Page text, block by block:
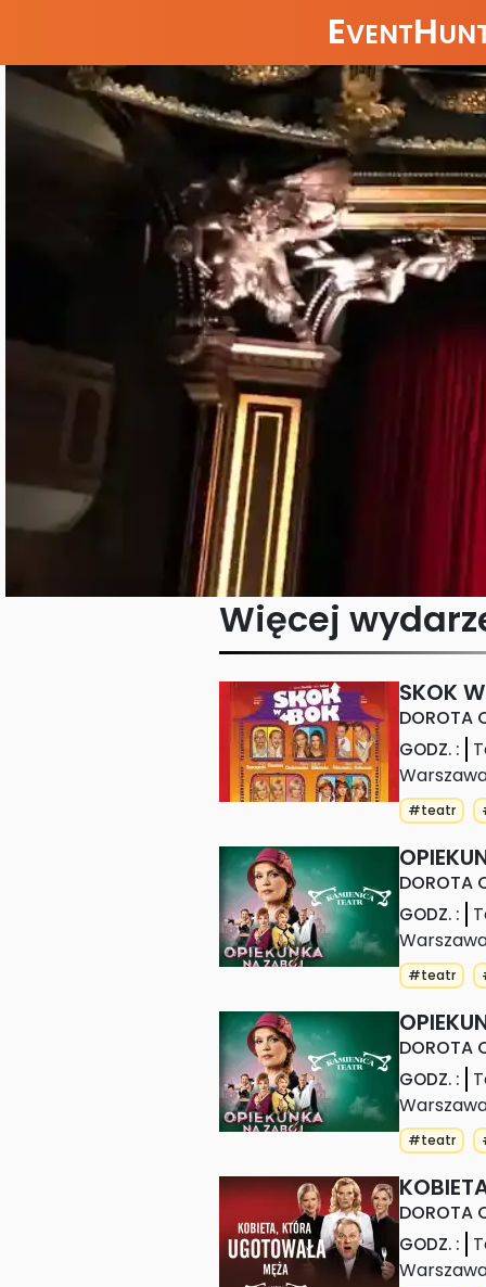
EVENTH
Więcej
SKOK
DOROTA
GODZ. :
#teatr
DOROTA
GODZ. :
#teatr
DOROTA
GODZ. :
#teatr
DOROTA
GODZ. :